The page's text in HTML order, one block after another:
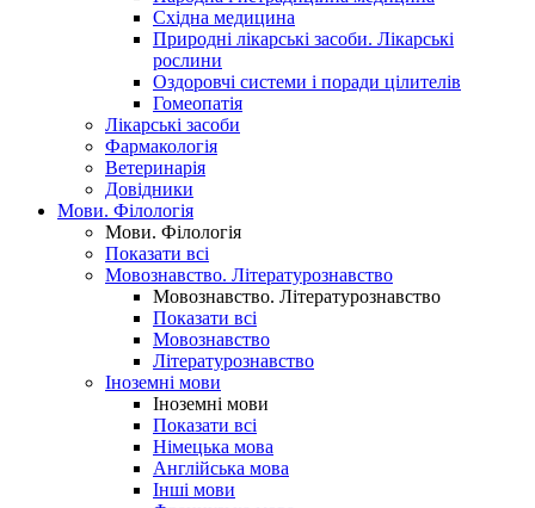
Східна медицина
Природні лікарські засоби. Лікарські
рослини
Оздоровчі системи і поради цілителів
Гомеопатія
Лікарські засоби
Фармакологія
Ветеринарія
Довідники
Мови. Філологія
Мови. Філологія
Показати всі
Мовознавство. Літературознавство
Мовознавство. Літературознавство
Показати всі
Мовознавство
Літературознавство
Іноземні мови
Іноземні мови
Показати всі
Німецька мова
Англійська мова
Інші мови